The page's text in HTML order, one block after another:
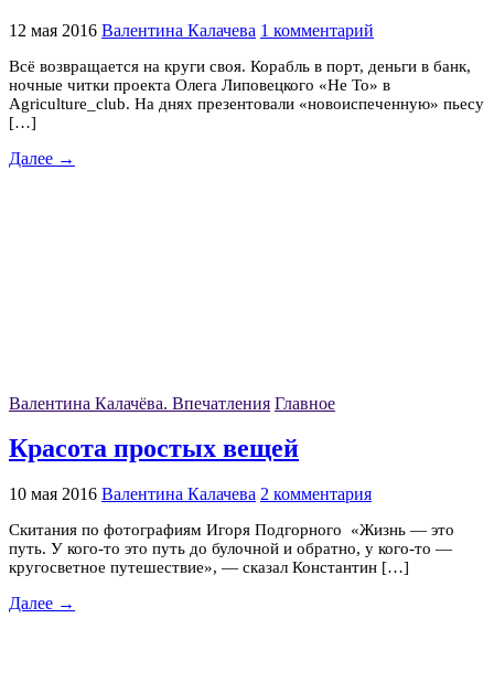
12 мая 2016 Валентина Калачева 1 комментарий
Всё возвращается на круги своя. Корабль в порт, деньги в банк,
ночные читки проекта Олега Липовецкого «Не То» в
Agriculture_club. На днях презентовали «новоиспеченную» пьесу
[…]
Далее →
Валентина Калачёва. Впечатления Главное
Красота простых вещей
10 мая 2016 Валентина Калачева 2 комментария
Скитания по фотографиям Игоря Подгорного «Жизнь — это
путь. У кого-то это путь до булочной и обратно, у кого-то —
кругосветное путешествие», — сказал Константин […]
Далее →